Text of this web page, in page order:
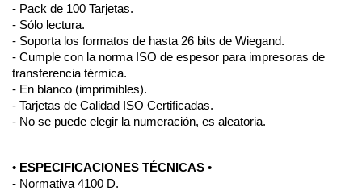
- Pack de 100 Tarjetas.
- Sólo lectura.
- Soporta los formatos de hasta 26 bits de Wiegand.
- Cumple con la norma ISO de espesor para impresoras de
transferencia térmica.
- En blanco (imprimibles).
- Tarjetas de Calidad ISO Certificadas.
- No se puede elegir la numeración, es aleatoria.
• ESPECIFICACIONES TÉCNICAS •
- Normativa 4100 D.